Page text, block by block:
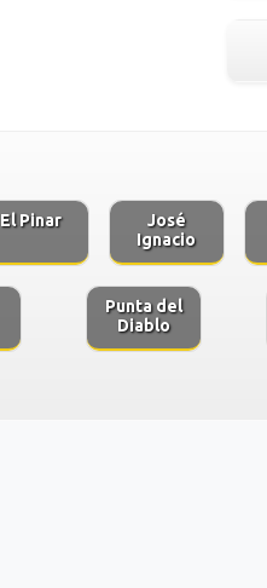
El Pinar
José
Ignacio
Punta del
Diablo